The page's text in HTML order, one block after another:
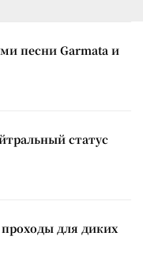
песни Garmata и
статус
для диких